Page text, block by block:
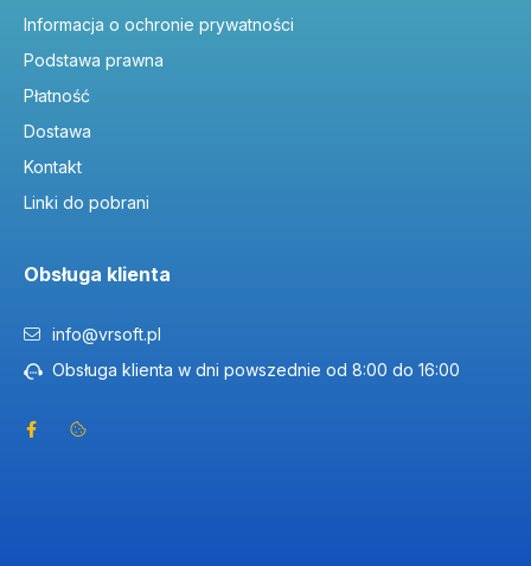
Informacja o ochronie prywatności
Podstawa prawna
Płatność
Dostawa
Kontakt
Linki do pobrani
Obsługa klienta
info@vrsoft.pl
Obsługa klienta w dni powszednie od 8:00 do 16:00